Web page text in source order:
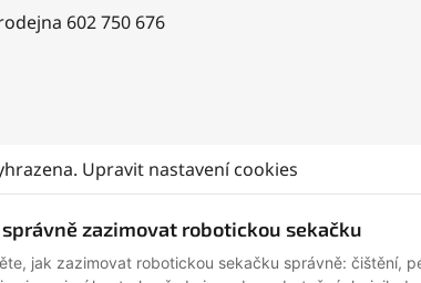
602 750 676
Upravit nastavení cookies
správně zazimovat robotickou sekačku
jak zazimovat robotickou sekačku správně: čištění,